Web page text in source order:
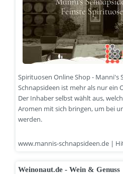
Spirituosen Online Shop - Manni's
Schnapsideen ist mehr als nur ein
Der Inhaber selbst wählt aus,
Aromen mit sich bringen, um bei
werden.
www.mannis-schnapsideen.de |
Weinonaut.de - Wein & Genuss